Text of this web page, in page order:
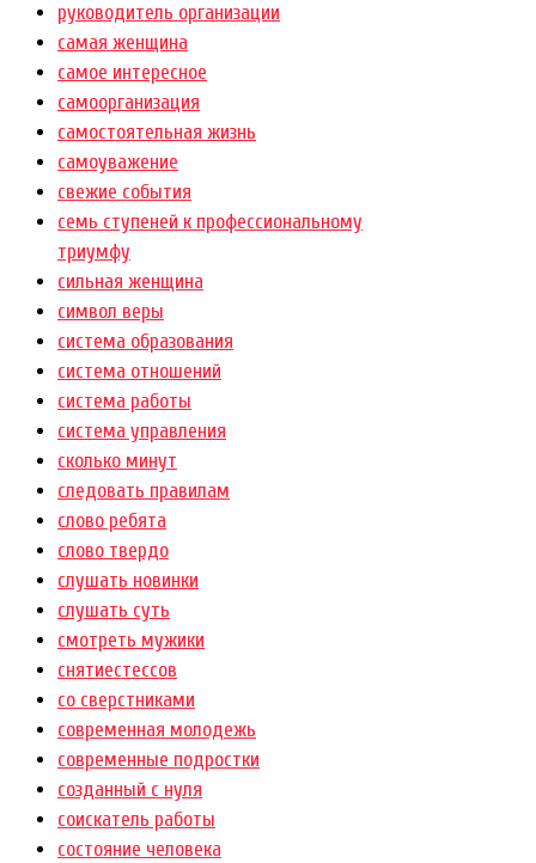
руководитель организации
самая женщина
самое интересное
самоорганизация
самостоятельная жизнь
самоуважение
свежие события
семь ступеней к профессиональному
триумфу
сильная женщина
символ веры
система образования
система отношений
система работы
система управления
сколько минут
следовать правилам
слово ребята
слово твердо
слушать новинки
слушать суть
смотреть мужики
снятиестессов
со сверстниками
современная молодежь
современные подростки
созданный с нуля
соискатель работы
состояние человека